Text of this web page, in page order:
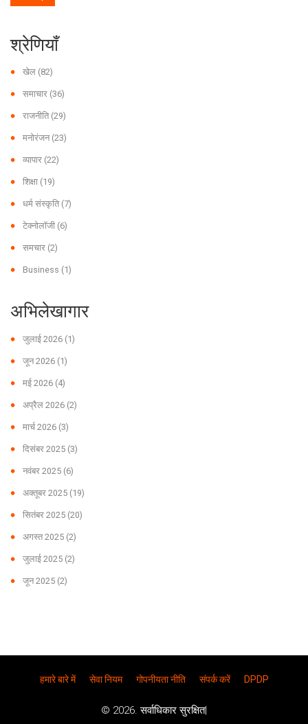
श्रेणियाँ
खेल (82)
समाचार (36)
राजनीति (29)
मनोरंजन (23)
व्यापार (22)
शिक्षा (19)
धर्म संस्कृति (7)
टेक्नोलॉजी (6)
समचार (2)
Business (1)
अभिलेखागार
जुलाई 2026 (1)
जून 2026 (1)
मई 2026 (4)
अप्रैल 2026 (2)
मार्च 2026 (3)
दिसंबर 2025 (3)
नवंबर 2025 (6)
अक्तूबर 2025 (19)
सितंबर 2025 (20)
अगस्त 2025 (2)
जुलाई 2025 (2)
जून 2025 (2)
हमारे बारे में सेवा नियम गोपनीयता नीति संपर्क करें DPDP
© 2026. सर्वाधिकार सुरक्षित|